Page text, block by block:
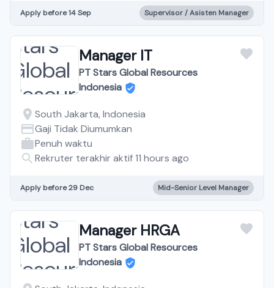
Apply before 14 Sep Supervisor / Asisten Manager
Manager IT
PT Stars Global Resources
Indonesia
South Jakarta, Indonesia
Gaji Tidak Diumumkan
Penuh waktu
Rekruter terakhir aktif 11 hours ago
Apply before 29 Dec Mid-Senior Level Manager
Manager HRGA
PT Stars Global Resources
Indonesia